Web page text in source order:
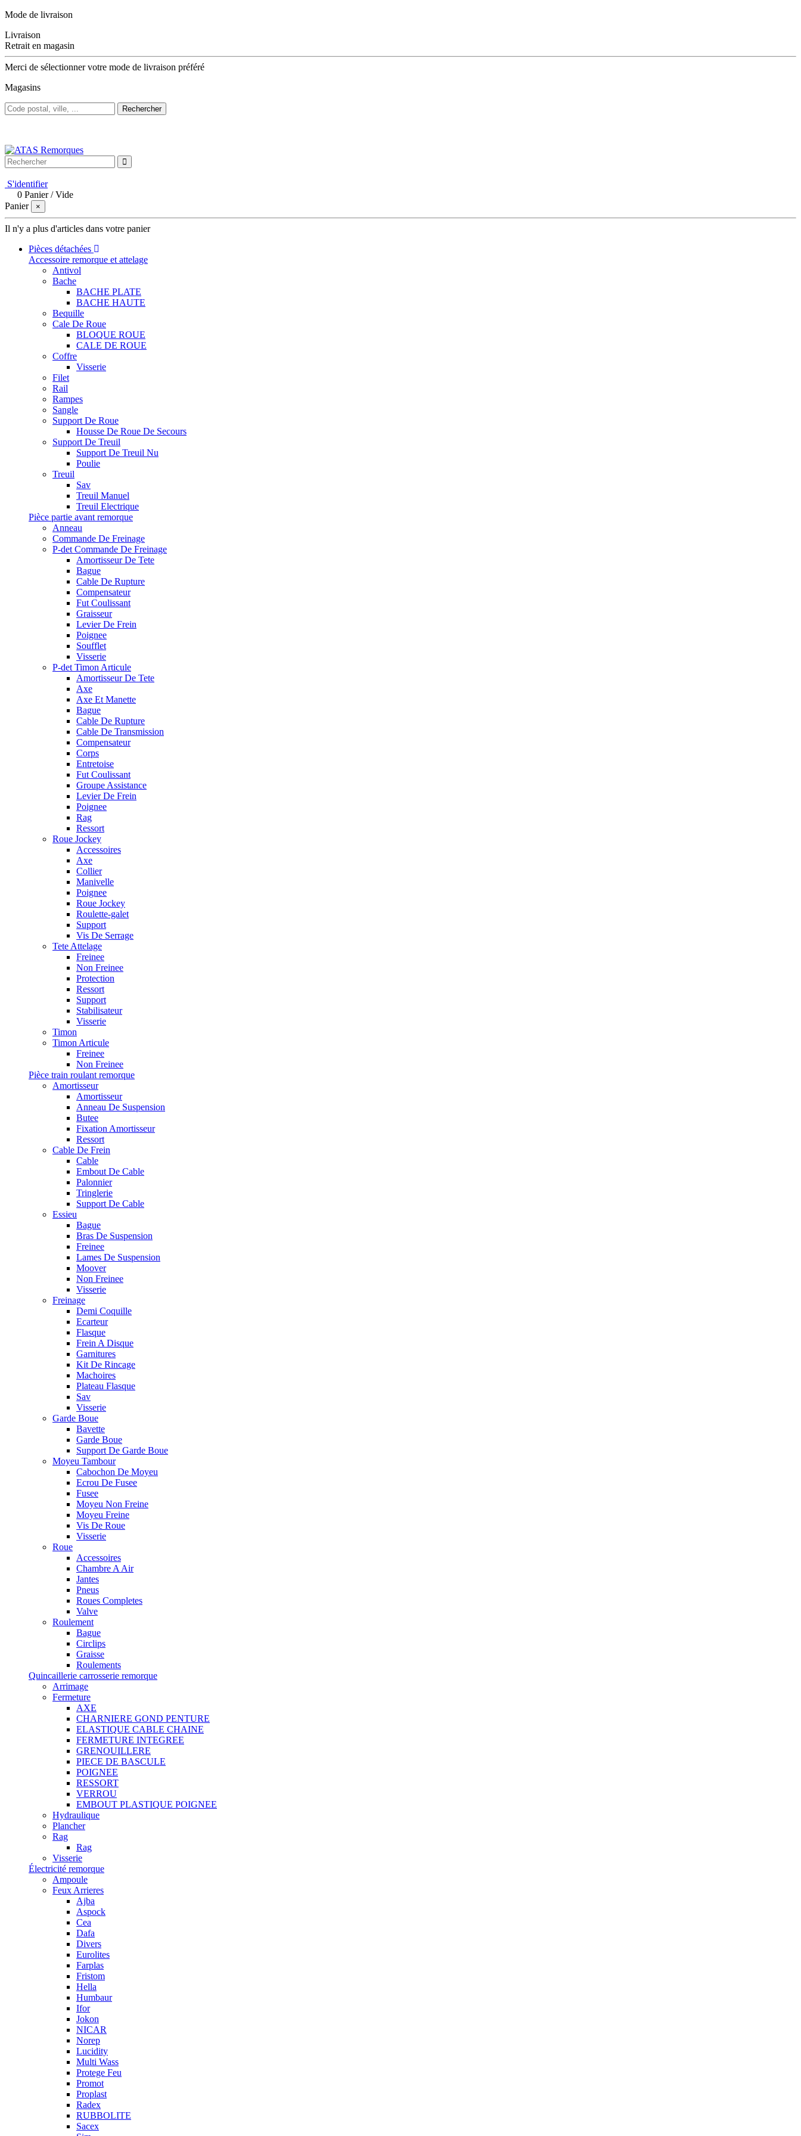
Mode de livraison
Livraison
Retrait en magasin
Merci de sélectionner votre mode de livraison préféré
Magasins
Rechercher
S'identifier
0 Panier /Vide
Panier
×
Il n'y a plus d'articles dans votre panier
Pièces détachées
Accessoire remorque et attelage
Antivol
Bache
BACHE PLATE
BACHE HAUTE
Bequille
Cale De Roue
BLOQUE ROUE
CALE DE ROUE
Coffre
Visserie
Filet
Rail
Rampes
Sangle
Support De Roue
Housse De Roue De Secours
Support De Treuil
Support De Treuil Nu
Poulie
Treuil
Sav
Treuil Manuel
Treuil Electrique
Pièce partie avant remorque
Anneau
Commande De Freinage
P-det Commande De Freinage
Amortisseur De Tete
Bague
Cable De Rupture
Compensateur
Fut Coulissant
Graisseur
Levier De Frein
Poignee
Soufflet
Visserie
P-det Timon Articule
Amortisseur De Tete
Axe
Axe Et Manette
Bague
Cable De Rupture
Cable De Transmission
Compensateur
Corps
Entretoise
Fut Coulissant
Groupe Assistance
Levier De Frein
Poignee
Rag
Ressort
Roue Jockey
Accessoires
Axe
Collier
Manivelle
Poignee
Roue Jockey
Roulette-galet
Support
Vis De Serrage
Tete Attelage
Freinee
Non Freinee
Protection
Ressort
Support
Stabilisateur
Visserie
Timon
Timon Articule
Freinee
Non Freinee
Pièce train roulant remorque
Amortisseur
Amortisseur
Anneau De Suspension
Butee
Fixation Amortisseur
Ressort
Cable De Frein
Cable
Embout De Cable
Palonnier
Tringlerie
Support De Cable
Essieu
Bague
Bras De Suspension
Freinee
Lames De Suspension
Moover
Non Freinee
Visserie
Freinage
Demi Coquille
Ecarteur
Flasque
Frein A Disque
Garnitures
Kit De Rincage
Machoires
Plateau Flasque
Sav
Visserie
Garde Boue
Bavette
Garde Boue
Support De Garde Boue
Moyeu Tambour
Cabochon De Moyeu
Ecrou De Fusee
Fusee
Moyeu Non Freine
Moyeu Freine
Vis De Roue
Visserie
Roue
Accessoires
Chambre A Air
Jantes
Pneus
Roues Completes
Valve
Roulement
Bague
Circlips
Graisse
Roulements
Quincaillerie carrosserie remorque
Arrimage
Fermeture
AXE
CHARNIERE GOND PENTURE
ELASTIQUE CABLE CHAINE
FERMETURE INTEGREE
GRENOUILLERE
PIECE DE BASCULE
POIGNEE
RESSORT
VERROU
EMBOUT PLASTIQUE POIGNEE
Hydraulique
Plancher
Rag
Rag
Visserie
Électricité remorque
Ampoule
Feux Arrieres
Ajba
Aspock
Cea
Dafa
Divers
Eurolites
Farplas
Fristom
Hella
Humbaur
Ifor
Jokon
NICAR
Norep
Lucidity
Multi Wass
Protege Feu
Promot
Proplast
Radex
RUBBOLITE
Sacex